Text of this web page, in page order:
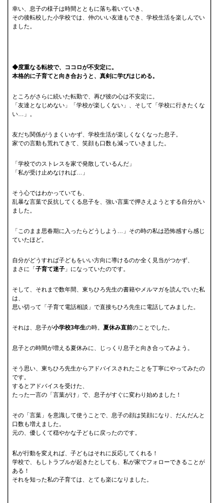
幸い、息子の様子は時間とともに落ち着いていき、
その後転校した小学校では、仲のいい友達もでき、学校生活を楽しんでい
ました。
◆度重なる転校で、ココロが不安定に。
本格的に子育てと向き合おうと、真剣に学びはじめる。
ところがさらに続いた転勤で、再び彼の心は不安定に。
「友達となじめない」「学校が楽しくない」、そして「学校に行きたくな
い…」。
友だち関係がうまくいかず、学校生活が楽しくなくなった息子。
家での言動も荒れてきて、笑顔も口数も減っていきました。
「学校でのストレスを家で発散しているんだ」
「私が受け止めなければ…」
そう心ではわかっていても、
乱暴な言葉で反抗してくる息子を、強い言葉で押さえようとする自分がい
ました。
「このまま思春期に入ったらどうしよう…」その時の私は恐怖感すら感じ
ていたほど。
自分がどうすれば子どもをいい方向に導けるのか全く見当がつかず、
まさに「 子育て迷子 」になっていたのです。
そして、それまで数年間、東ちひろ先生の書籍やメルマガを読んでいた私
は、
思い切って「子育て電話相談」で直接ちひろ先生に電話してみました。
それは、息子が小学校3年生の時。 夏休み直前のことでした。
息子との時間が増える夏休みに、じっくり息子と向き合ってみよう。
そう思い、東ちひろ先生からアドバイスされたことを丁寧にやってみたの
です。
するとアドバイスを受けた、
たった一言の「言葉がけ」で、息子がすぐに変わり始めました！
その「言葉」を意識して使うことで、息子の顔は笑顔になり、だんだんと
口数も増えました。
元の、優しくて穏やかな子どもに戻ったのです。
私が行動を変えれば、子どもはそれに反応してくれる！
学校で、もしトラブルが起きたとしても、私が家でフォローできることが
ある！
それを知った私の子育ては、とても楽になりました。